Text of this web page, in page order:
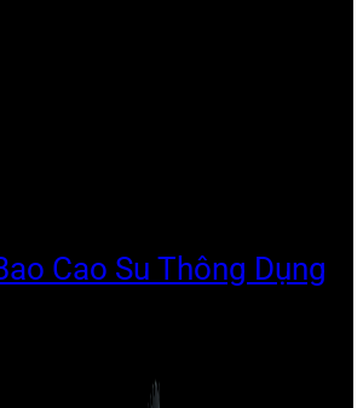
Cao Su Thông Dụng